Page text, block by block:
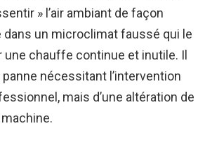
» l’air ambiant de façon
dans un microclimat faussé qui le
une chauffe continue et inutile. Il
panne nécessitant l’intervention
mais d’une altération de